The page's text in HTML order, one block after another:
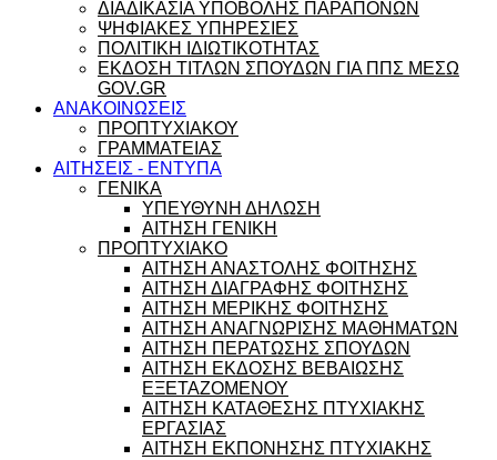
ΔΙΑΔΙΚΑΣΙΑ ΥΠΟΒΟΛΗΣ ΠΑΡΑΠΟΝΩΝ
ΨΗΦΙΑΚΕΣ ΥΠΗΡΕΣΙΕΣ
ΠΟΛΙΤΙΚΗ ΙΔΙΩΤΙΚΟΤΗΤΑΣ
ΕΚΔΟΣΗ ΤΙΤΛΩΝ ΣΠΟΥΔΩΝ ΓΙΑ ΠΠΣ ΜΕΣΩ
GOV.GR
ΑΝΑΚΟΙΝΩΣΕΙΣ
ΠΡΟΠΤΥΧΙΑΚΟΥ
ΓΡΑΜΜΑΤΕΙΑΣ
ΑΙΤΗΣΕΙΣ - ΕΝΤΥΠΑ
ΓΕΝΙΚΑ
ΥΠΕΥΘΥΝΗ ΔΗΛΩΣΗ
ΑΙΤΗΣΗ ΓΕΝΙΚΗ
ΠΡΟΠΤΥΧΙΑΚΟ
ΑΙΤΗΣΗ ΑΝΑΣΤΟΛΗΣ ΦΟΙΤΗΣΗΣ
ΑΙΤΗΣΗ ΔΙΑΓΡΑΦΗΣ ΦΟΙΤΗΣΗΣ
ΑΙΤΗΣΗ ΜΕΡΙΚΗΣ ΦΟΙΤΗΣΗΣ
ΑΙΤΗΣΗ ΑΝΑΓΝΩΡΙΣΗΣ ΜΑΘΗΜΑΤΩΝ
ΑΙΤΗΣΗ ΠΕΡΑΤΩΣΗΣ ΣΠΟΥΔΩΝ
ΑΙΤΗΣΗ ΕΚΔΟΣΗΣ ΒΕΒΑΙΩΣΗΣ
ΕΞΕΤΑΖΟΜΕΝΟΥ
ΑΙΤΗΣΗ ΚΑΤΑΘΕΣΗΣ ΠΤΥΧΙΑΚΗΣ
ΕΡΓΑΣΙΑΣ
ΑΙΤΗΣΗ ΕΚΠΟΝΗΣΗΣ ΠΤΥΧΙΑΚΗΣ